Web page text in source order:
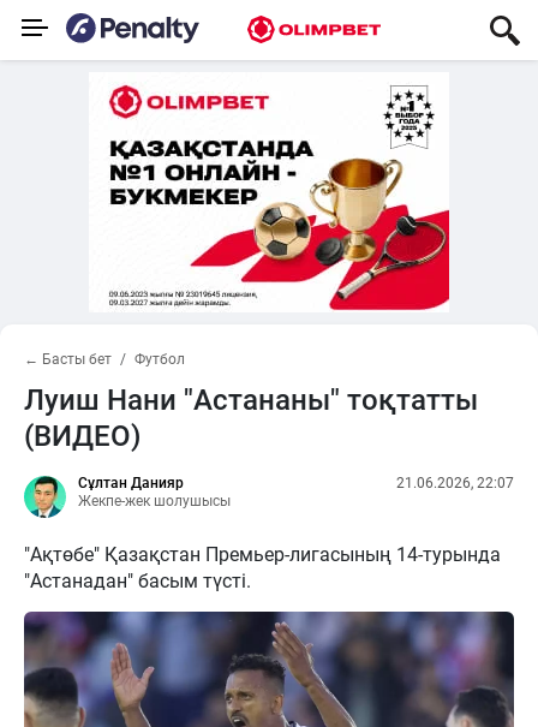
← Басты бет Футбол
Луиш Нани "Астананы" тоқтатты
(ВИДЕО)
Сұлтан Данияр
Жекпе-жек шолушысы
21.06.2026, 22:07
"Ақтөбе" Қазақстан Премьер-лигасының 14-турында
"Астанадан" басым түсті.